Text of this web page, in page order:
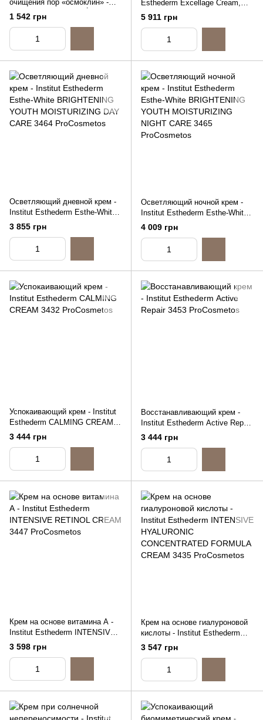
очищения пор «осмоклин» -
Institut Esthederm CRÈME
GENTLE DEEP PORE
1 542 грн
Esthederm Excellage Cream,
50ml
5 911 грн
Осветляющий дневной крем -
Institut Esthederm Esthe-White
BRIGHTENING YOUTH
MOISTURIZING DAY CARE,
3 855 грн
Осветляющий ночной крем -
Institut Esthederm Esthe-White
BRIGHTENING YOUTH
MOISTURIZING NIGHT CARE,
4 009 грн
Успокаивающий крем - Institut
Esthederm CALMING CREAM,
50ml
3 444 грн
Восстанавливающий крем -
Institut Esthederm Аctive Repair,
50ml
3 444 грн
Крем на основе витамина А -
Institut Esthederm INTENSIVE
RETINOL CREAM, 50ml
3 598 грн
Крем на основе гиалуроновой
кислоты - Institut Esthederm
INTENSIVE HYALURONIC
CONCENTRATED FORMULA
3 547 грн